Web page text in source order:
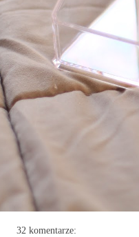
32 komentarze: